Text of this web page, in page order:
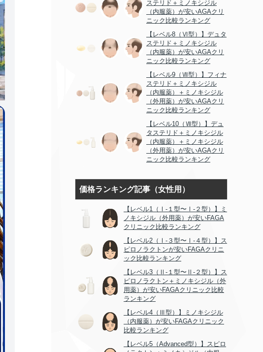
ステリド＋ミノキシジル
（内服薬）が安いAGAクリ
ニック比較ランキング
【レベル8（Ⅵ型）】デュタ
ステリド＋ミノキシジル
（内服薬）が安いAGAクリ
ニック比較ランキング
【レベル9（Ⅶ型）】フィナ
ステリド＋ミノキシジル
（内服薬）＋ミノキシジル
（外用薬）が安いAGAクリ
ニック比較ランキング
【レベル10（Ⅶ型）】デュ
タステリド＋ミノキシジル
（内服薬）＋ミノキシジル
（外用薬）が安いAGAクリ
ニック比較ランキング
価格ランキング記事（女性用）
【レベル1（Ⅰ-１型〜Ⅰ-２型）】ミ
ノキシジル（外用薬）が安いFAGA
クリニック比較ランキング
【レベル2（Ⅰ-３型〜Ⅰ-４型）】ス
ピロノラクトンが安いFAGAクリニ
ック比較ランキング
【レベル3（Ⅱ-１型〜Ⅱ-２型）】ス
ピロノラクトン＋ミノキシジル（外
用薬）が安いFAGAクリニック比較
ランキング
【レベル4（Ⅲ型）】ミノキシジル
（内服薬）が安いFAGAクリニック
比較ランキング
【レベル5（Advanced型）】スピロ